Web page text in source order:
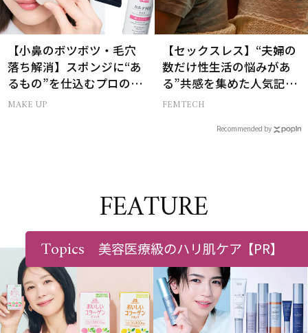
【小鼻のボツボツ・毛穴
落ち解消】スポンジに“あ
るもの”を仕込むプロの超
簡単メイクテク
MAKE UP
【セックスレス】“夫婦の
数だけ性生活の悩みがあ
る”共感を集めた人気記事
10選
FEMTECH
Recommended by
FEATURE
Topics 美容医療級のハリ肌ケア【PR】